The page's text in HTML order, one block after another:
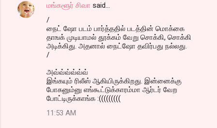
மங்களூர் சிவா said…
/
நைட் ஷோ படம் பார்த்ததில் படத்தின் மொக்கை
தாஙக் முடியாமல் தூக்கம் வேறு சொக்கி, சொக்கி
அடிக்கிது. அதனால் நைட்ஷோ தவிர்பது நல்லது.
/
அவ்வ்வ்வ்வ்வ்
இங்கயும் ரிலீஸ் ஆகியிருக்கிறது. இன்னைக்கு
போகனும்னு எங்கூட்டுக்காரம்மா ஆர்டர் வேற
போட்டிருக்காங்க :(((((((((
11:53 AM